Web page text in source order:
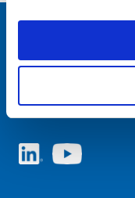
SCHURTER